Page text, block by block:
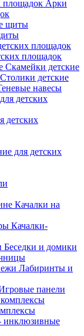
Арки
площадок
Скамейки детские
Столики детские
навесы
детских
для детских
Качалки на
Качалки-
Беседки и домики
Лабиринты и
панели